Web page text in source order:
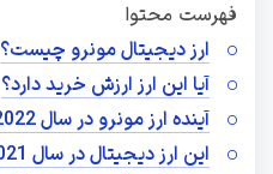
فهرست محتوا
ارز دیجیتال مونرو چیست؟
آیا این ارز ارزش خرید دارد؟
آینده ارز مونرو در سال 2022 چگونه پیش بینی می شود؟
این ارز دیجیتال در سال 2021 چگونه خود را نشان داد؟